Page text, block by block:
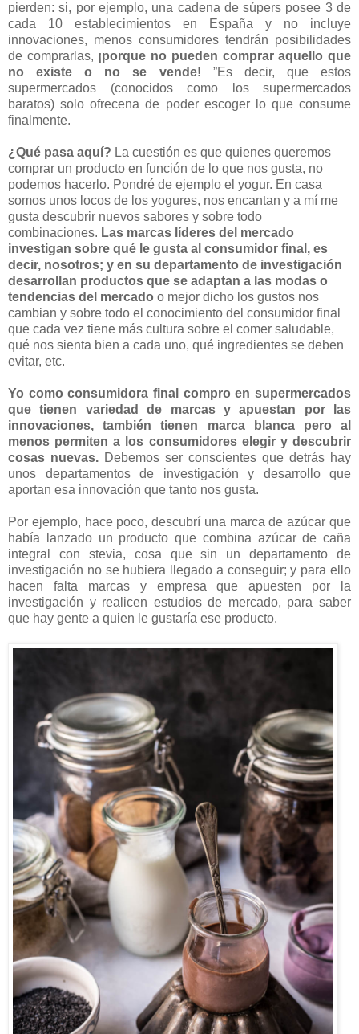
pierden: si, por ejemplo, una cadena de súpers posee 3 de
cada 10 establecimientos en España y no incluye
innovaciones, menos consumidores tendrán posibilidades
de comprarlas, ¡porque no pueden comprar aquello que
no existe o no se vende! ”Es decir, que estos
supermercados (conocidos como los supermercados
baratos) solo ofrecena de poder escoger lo que consume
finalmente.
¿Qué pasa aquí? La cuestión es que quienes queremos
comprar un producto en función de lo que nos gusta, no
podemos hacerlo. Pondré de ejemplo el yogur. En casa
somos unos locos de los yogures, nos encantan y a mí me
gusta descubrir nuevos sabores y sobre todo
combinaciones. Las marcas líderes del mercado
investigan sobre qué le gusta al consumidor final, es
decir, nosotros; y en su departamento de investigación
desarrollan productos que se adaptan a las modas o
tendencias del mercado o mejor dicho los gustos nos
cambian y sobre todo el conocimiento del consumidor final
que cada vez tiene más cultura sobre el comer saludable,
qué nos sienta bien a cada uno, qué ingredientes se deben
evitar, etc.
Yo como consumidora final compro en supermercados
que tienen variedad de marcas y apuestan por las
innovaciones, también tienen marca blanca pero al
menos permiten a los consumidores elegir y descubrir
cosas nuevas. Debemos ser conscientes que detrás hay
unos departamentos de investigación y desarrollo que
aportan esa innovación que tanto nos gusta.
Por ejemplo, hace poco, descubrí una marca de azúcar que
había lanzado un producto que combina azúcar de caña
integral con stevia, cosa que sin un departamento de
investigación no se hubiera llegado a conseguir; y para ello
hacen falta marcas y empresa que apuesten por la
investigación y realicen estudios de mercado, para saber
que hay gente a quien le gustaría ese producto.